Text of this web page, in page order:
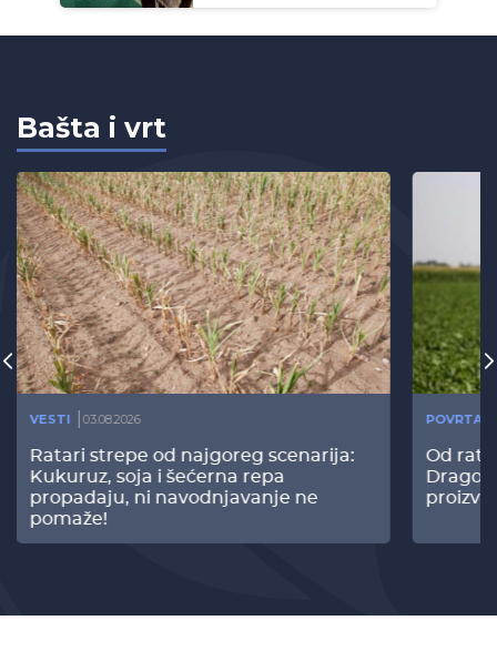
Bašta i vrt
VESTI 03.08.2026
Ratari strepe od najgoreg scenarija:
Kukuruz, soja i šećerna repa
propadaju, ni navodnjavanje ne
pomaže!
Od